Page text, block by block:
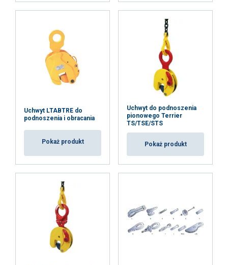
Uchwyt LTABTRE do
podnoszenia i obracania
Pokaż produkt
Uchwyt do podnoszenia
pionowego Terrier
TS/TSE/STS
Pokaż produkt